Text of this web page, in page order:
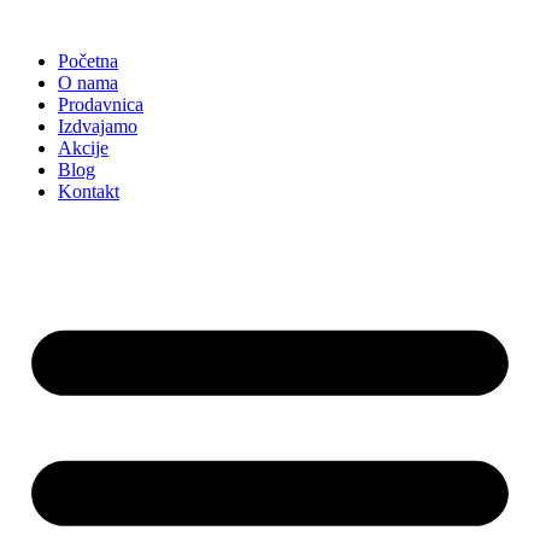
sadržajPočetna
O nama
Prodavnica
Izdvajamo
Akcije
Blog
Kontakt